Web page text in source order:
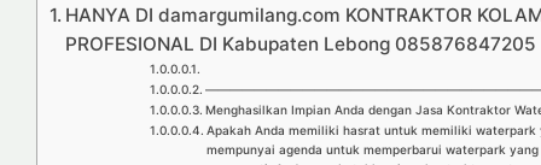
HANYA DI damargumilang.com KONTRAKTOR
PROFESIONAL DI Kabupaten Lebong 085876847205
Menghasilkan Impian Anda dengan Jasa Kontraktor
Apakah Anda memiliki hasrat untuk memiliki waterpark
mempunyai agenda untuk memperbarui waterpark